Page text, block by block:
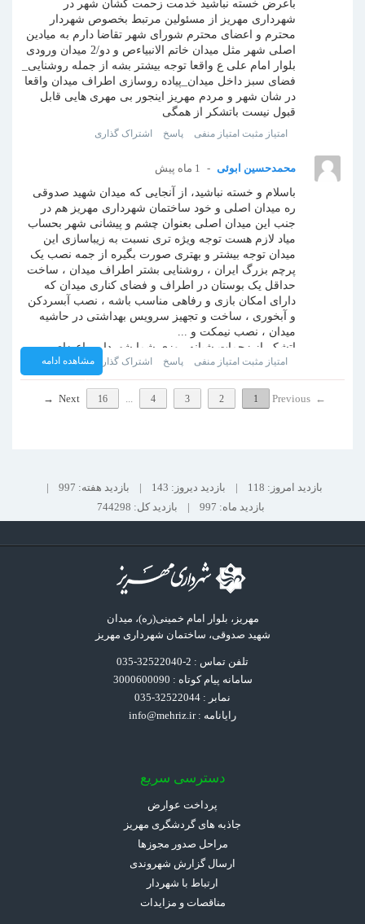
باعرض خسته نباشید خدمت زحمت کشان شهر در
شهرداری مهریز از مسئولین مرتبط بخصوص شهردار
محترم و اعضای محترم شورای شهر تقاضا دارم به میادین
اصلی شهر مثل میدان خاتم الانبیاءص و دو/2 میدان ورودی
بلوار امام علی ع واقعا توجه بیشتر بشه از جمله روشنایی_
فضای سبز داخل میدان_پیاده روسازی اطراف میدان واقعا
در شان شهر و مردم مهریز اینجور بی مهری هایی قابل
قبول نیست باتشکر از همگی
امتیاز مثبت امتیاز منفی پاسخ اشتراک گذاری
محمدحسین ابوئی
باسلام و خسته نباشید، از آنجایی که میدان شهید صدوقی
ره میدان اصلی و خود ساختمان شهرداری مهریز هم در
جنب این میدان اصلی بعنوان چشم و پیشانی شهر بحساب
میاد لازم هست توجه ویژه تری نسبت به زیباسازی این
میدان توجه بیشتر و بهتری صورت بگیره از جمه نصب یک
پرچم بزرگ ایران ، روشنایی بشتر اطراف میدان ، ساخت
حداقل یک بوستان در اطراف و فضای کناری میدان که
دارای امکان بازی و رفاهی مناسب باشه ، نصب آبسردکن
و آبخوری ، ساخت و تجهیز سرویس بهداشتی در حاشیه
میدان ، نصب نیمکت و ...
اتشکر از زحمات شبانه روزی شما شهردار و اعضای
محترم شورای شهر مهریز
مشاهده ادامه
نظر
امتیاز مثبت امتیاز منفی پاسخ اشتراک گذاری
←
Previous
1
2
3
4
...
16
Next
→
بازدید امروز: 118 | بازدید دیروز: 143 | بازدید هفته: 997
|
بازدید ماه: 997
| بازدید کل: 744298
مهریز، بلوار امام خمینی(ره)، میدان
شهید صدوقی، ساختمان شهرداری مهریز
تلفن تماس : 2-32522040-035
سامانه پیام کوتاه : 3000600090
نمابر : 32522044-035
رایانامه :info@mehriz.ir
دسترسی سریع
پرداخت عوارض
جاذبه های گردشگری مهریز
مراحل صدور مجوزها
ارسال گزارش شهروندی
ارتباط با شهردار
مناقصات و مزایدات